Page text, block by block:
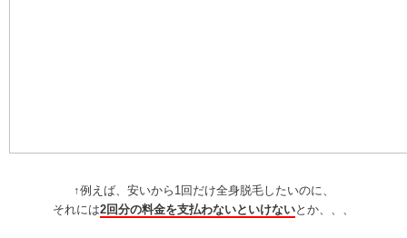
↑例えば、安いから1回だけ全身脱毛したいのに、
それには2回分の料金を支払わないといけないとか、、、